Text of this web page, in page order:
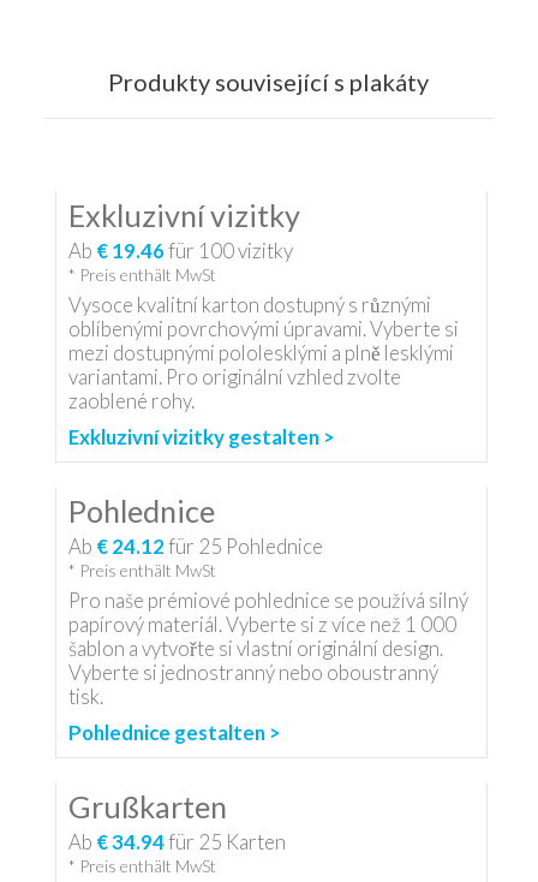
Produkty související s plakáty
Exkluzivní vizitky
Ab € 19.46für 100vizitky
* Preis enthält MwSt
Vysoce kvalitní karton dostupný s různými
oblíbenými povrchovými úpravami. Vyberte si
mezi dostupnými pololesklými a plně lesklými
variantami. Pro originální vzhled zvolte
zaoblené rohy.
Exkluzivní vizitky gestalten >
Pohlednice
Ab € 24.12für 25 Pohlednice
* Preis enthält MwSt
Pro naše prémiové pohlednice se používá silný
papírový materiál. Vyberte si z více než 1 000
šablon a vytvořte si vlastní originální design.
Vyberte si jednostranný nebo oboustranný
tisk.
Pohlednice gestalten >
Grußkarten
Ab € 34.94für 25 Karten
* Preis enthält MwSt